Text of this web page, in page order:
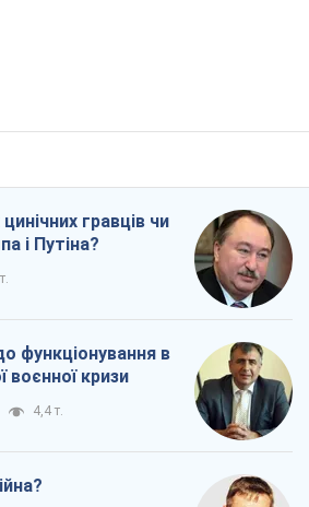
гравців чи
і Путіна?
функціонування в
кризи
4,4 т.